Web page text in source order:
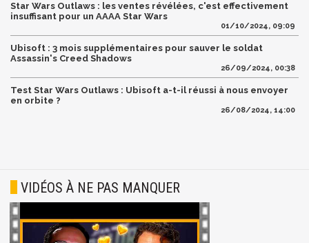
Star Wars Outlaws : les ventes révélées, c'est effectivement
insuffisant pour un AAAA Star Wars
01/10/2024, 09:09
Ubisoft : 3 mois supplémentaires pour sauver le soldat
Assassin's Creed Shadows
26/09/2024, 00:38
Test Star Wars Outlaws : Ubisoft a-t-il réussi à nous envoyer
en orbite ?
26/08/2024, 14:00
VIDÉOS À NE PAS MANQUER